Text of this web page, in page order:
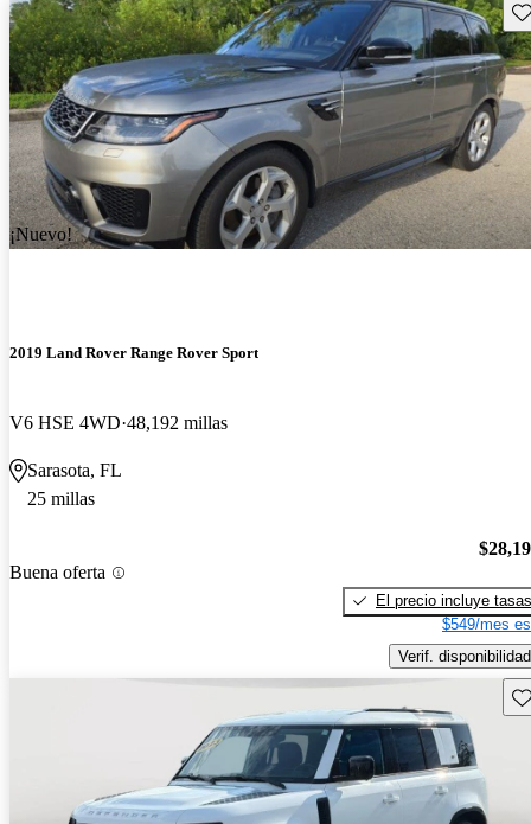
¡Nuevo!
2019 Land Rover Range Rover Sport
V6 HSE 4WD 48,192 millas
Sarasota, FL
25 millas
Buena oferta
El precio incluye tasas
$549/mes
Verif. disponibilidad